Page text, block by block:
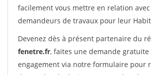
facilement vous mettre en relation
demandeurs de travaux pour leur
Devenez dès à présent partenaire du
fenetre.fr, faites une demande gratuite
engagement via notre formulaire pour